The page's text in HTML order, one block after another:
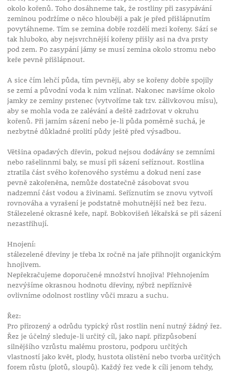
okolo kořenů. Toho dosáhneme tak, že rostliny při zasypávání
zeminou podržíme o něco hlouběji a pak je před přišlápnutím
povytáhneme. Tím se zemina dobře rozdělí mezi kořeny. Sází se
tak hluboko, aby nejsvrchnější kořeny přišly asi na dva prsty
pod zem. Po zasypání jámy se musí zemina okolo stromu nebo
keře pevně přišlápnout.
A sice čím lehčí půda, tím pevněji, aby se kořeny dobře spojily
se zemí a původní voda k nim vzlínat. Nakonec navšíme okolo
jamky ze zeminy prstenec (vytvoříme tak tzv. zálivkovou mísu),
aby se mohla voda ze zalévání a deště zadržovat v okruhu
kořenů. Při jarním sázení nebo je-li půda poměrně suchá, je
nezbytné důkladné prolití půdy ještě před výsadbou.
Většina opadavých dřevin, pokud nejsou dodávány se zemními
nebo rašelinnmi baly, se musí při sázení seříznout. Rostlina
ztratila část svého kořenového systému a dokud není zase
pevně zakořeněna, nemůže dostatečně zásobovat svou
nadzemní část vodou a živinami. Seříznutím se znovu vytvoří
rovnováha a vyrašení je podstatně mohutnější než bez řezu.
Stálezelené okrasné keře, např. Bobkovišeň lékařská se při sázení
nezastřihují.
Hnojení:
stálezelené dřeviny je třeba 1x ročně na jaře přihnojit organickým
hnojivem.
Nepřekračujeme doporučené množství hnojiva! Přehnojením
nezvýšíme okrasnou hodnotu dřeviny, nýbrž nepříznivě
ovlivníme odolnost rostliny vůči mrazu a suchu.
Řez:
Pro přirozený a odrůdu typický růst rostlin není nutný žádný řez.
Řez je účelný sleduje-li určitý cíl, jako např. přizpůsobení
silnějšího vzrůstu malému prostoru, podporu určitých
vlastností jako květ, plody, hustota olistění nebo tvorba určitých
forem růstu (plotů, sloupů). Každý řez vede k cíli jenom tehdy,